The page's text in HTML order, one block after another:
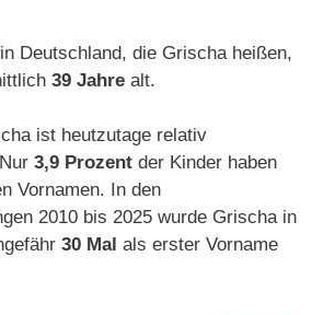
Deutschland, die Grischa heißen,
39 Jahre alt.
ist heutzutage relativ
3,9 Prozent der Kinder haben
Vornamen. In den
2010 bis 2025 wurde Grischa in
30 Mal als erster Vorname